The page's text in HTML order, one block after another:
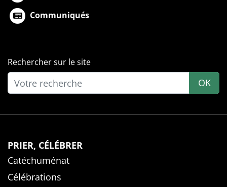
Communiqués
Rechercher sur le site
OK
PRIER, CÉLÉBRER
Catéchuménat
Célébrations